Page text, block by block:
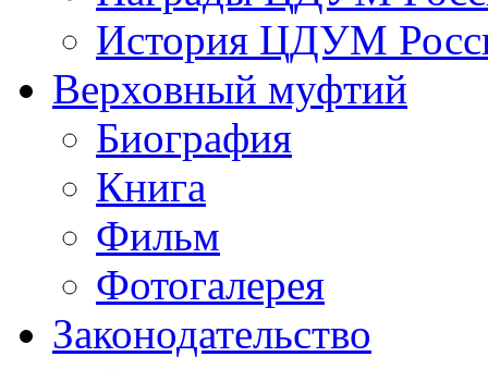
История ЦДУМ
Верховный муфтий
Биография
Книга
Фильм
Фотогалерея
Законодательство